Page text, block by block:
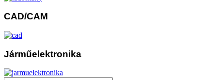
CAD/CAM
Járműelektronika